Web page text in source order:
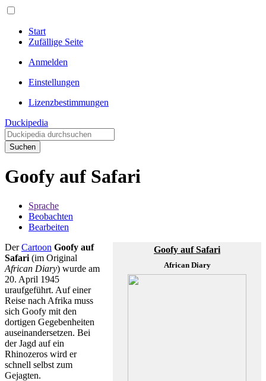
Start
Zufällige Seite
Anmelden
Einstellungen
Lizenzbestimmungen
Duckipedia
Suchen
Goofy auf Safari
Sprache
Beobachten
Bearbeiten
Goofy auf Safari
African Diary
DerCartoon Goofy auf
Safari (im Original
African Diary) wurde am
20. April 1945
uraufgeführt. Auf einer
Reise nach Afrika muss
sich Goofy mit den
dortigen Gegebenheiten
auseinandersetzen. Bei
der Jagd auf ein
Rhinozeros wird er
schnell selbst zum
Gejagten.